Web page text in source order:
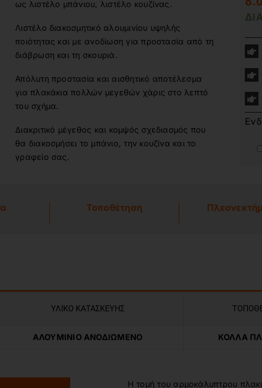
ως λιστέλο μπάνιου, λιστέλο κουζίνας.
Λιστέλο διακοσμητικό αλουμινίου υψηλής
ποιότητας και με ανοδίωση για προστασία από τη
διάβρωση και τη σκουριά.
Απόλυτη προστασία και αισθητικό αποτέλεσμα
για πλακάκια πολλών μεγεθών χάρις στο λεπτό
του σχήμα.
Διακριτικό μέγεθος και κομψός σχεδιασμός που
θα διακοσμήσει το μπάνιο, την κουζίνα και το
γραφείο σας.
Τοποθέτηση
ΥΛΙΚΟ ΚΑΤΑΣΚΕΥΗΣ
ΑΛΟΥΜΙΝΙΟ ΑΝΟΔΙΩΜΕΝΟ ΚΟΛΛΑ
Η τομή του αρμοκάλυπτρου